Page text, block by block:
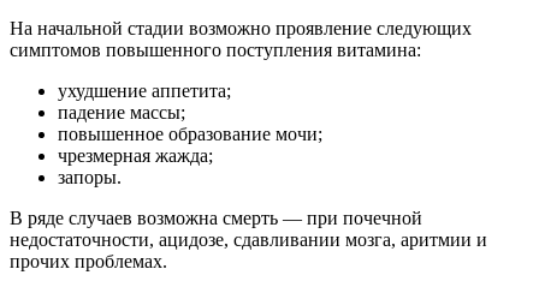
На начальной стадии возможно проявление следующих
симптомов повышенного поступления витамина:
ухудшение аппетита;
падение массы;
повышенное образование мочи;
чрезмерная жажда;
запоры.
В ряде случаев возможна смерть — при почечной
недостаточности, ацидозе, сдавливании мозга, аритмии и
прочих проблемах.